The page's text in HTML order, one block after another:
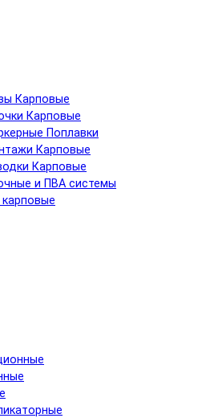
Карповые
Карповые
Поплавки
Карповые
Карповые
и ПВА системы